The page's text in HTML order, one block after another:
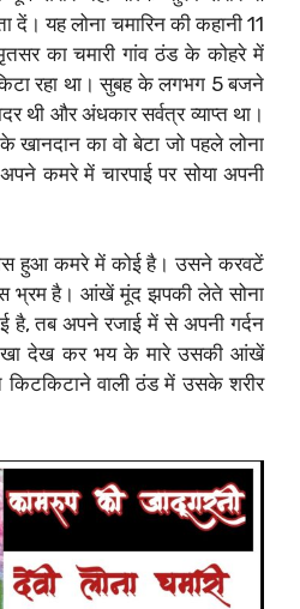
दें। यह लोना चमारिन की कहानी 11
का चमारी गांव ठंड के कोहरे में
रहा था। सुबह के लगभग 5 बजने
थी और अंधकार सर्वत्र व्याप्त था।
खानदान का वो बेटा जो पहले लोना
कमरे में चारपाई पर सोया अपनी
हुआ कमरे में कोई है। उसने करवटें
भ्रम है। आंखें मूंद झपकी लेते सोना
है, तब अपने रजाई में से अपनी गर्दन
देख कर भय के मारे उसकी आंखें
वाली ठंड में उसके शरीर